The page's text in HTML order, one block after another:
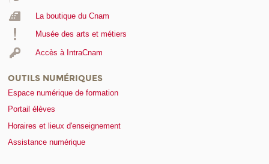
La boutique du Cnam
Musée des arts et métiers
Accès à IntraCnam
OUTILS NUMÉRIQUES
Espace numérique de formation
Portail élèves
Horaires et lieux d'enseignement
Assistance numérique